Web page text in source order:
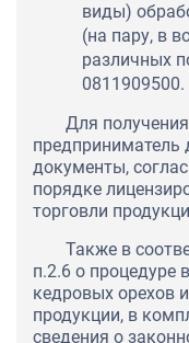
виды)
(на пару, в
различных
0811909500.
Для
предприниматель
документы,
порядке
торговли
Также в
п.2.6 о процедуре
кедровых орехов
продукции, в
сведения о